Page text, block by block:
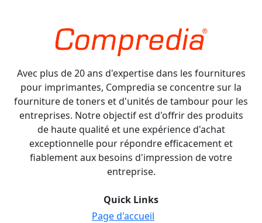
Avec plus de 20 ans d'expertise dans les fournitures
pour imprimantes, Compredia se concentre sur la
fourniture de toners et d'unités de tambour pour les
entreprises. Notre objectif est d'offrir des produits
de haute qualité et une expérience d'achat
exceptionnelle pour répondre efficacement et
fiablement aux besoins d'impression de votre
entreprise.
Quick Links
Page d'accueil